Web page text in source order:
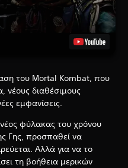
του Mortal Kombat, που
νέους διαθέσιμους
εμφανίσεις.
φύλακας του χρόνου
Γης, προσπαθεί να
Αλλά για να το
τη βοήθεια μερικών